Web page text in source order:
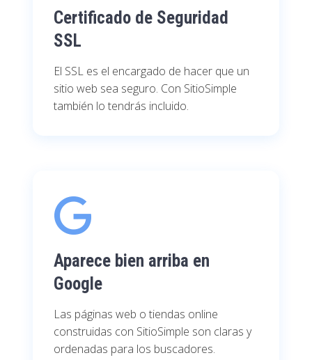
Certificado de Seguridad
SSL
El SSL es el encargado de hacer que un
sitio web sea seguro. Con SitioSimple
también lo tendrás incluido.
Aparece bien arriba en
Google
Las páginas web o tiendas online
construidas con SitioSimple son claras y
ordenadas para los buscadores.